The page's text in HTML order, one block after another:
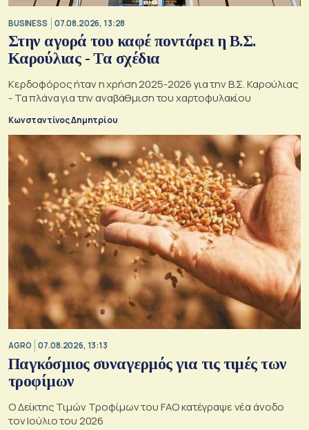
BUSINESS 07.08.2026, 13:28
Στην αγορά του καφέ ποντάρει η Β.Σ.
Καρούλιας - Τα σχέδια
Κερδοφόρος ήταν η χρήση 2025-2026 για την Β.Σ. Καρούλιας
- Τα πλάνα για την αναβάθμιση του χαρτοφυλακίου
Κωνσταντίνος Δημητρίου
AGRO 07.08.2026, 13:13
Παγκόσμιος συναγερμός για τις τιμές των
τροφίμων
Ο Δείκτης Τιμών Τροφίμων του FAO κατέγραψε νέα άνοδο
τον Ιούλιο του 2026